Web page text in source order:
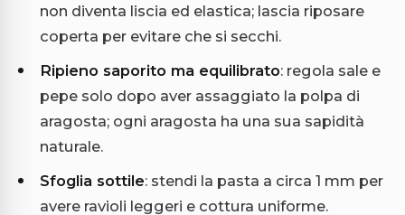
non diventa liscia ed elastica; lascia riposare
coperta per evitare che si secchi.
Ripieno saporito ma equilibrato: regola sale e
pepe solo dopo aver assaggiato la polpa di
aragosta; ogni aragosta ha una sua sapidità
naturale.
Sfoglia sottile: stendi la pasta a circa 1 mm per
avere ravioli leggeri e cottura uniforme.